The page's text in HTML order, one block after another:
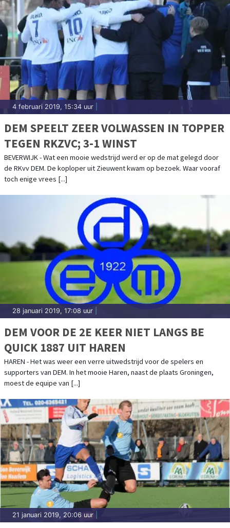
4 februari 2019, 15:34 uur
DEM SPEELT ZEER VOLWASSEN IN TOPPER
TEGEN RKZVC; 3-1 WINST
BEVERWIJK - Wat een mooie wedstrijd werd er op de mat gelegd door
de RKvv DEM. De koploper uit Zieuwent kwam op bezoek. Waar vooraf
toch enige vrees [...]
28 januari 2019, 17:08 uur
DEM VOOR DE 2E KEER NIET LANGS BE
QUICK 1887 UIT HAREN
HAREN - Het was weer een verre uitwedstrijd voor de spelers en
supporters van DEM. In het mooie Haren, naast de plaats Groningen,
moest de equipe van [...]
21 januari 2019, 20:06 uur